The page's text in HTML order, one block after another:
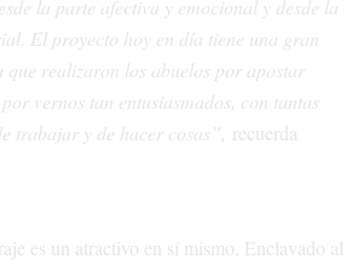
la parte afectiva y emocional y desde la
El proyecto hoy en día tiene una gran
realizaron los abuelos por apostar
vernos tan entusiasmados, con tantas
trabajar y de hacer cosas”,
recuerda
es un atractivo en sí mismo. Enclavado al